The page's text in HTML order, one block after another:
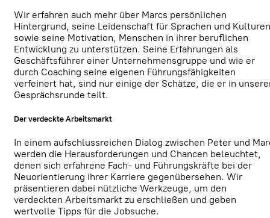
Wir erfahren auch mehr über Marcs persönlichen
Hintergrund, seine Leidenschaft für Sprachen und Kulturen
sowie seine Motivation, Menschen in ihrer beruflichen
Entwicklung zu unterstützen. Seine Erfahrungen als
Geschäftsführer einer Unternehmensgruppe und wie er
durch Coaching seine eigenen Führungsfähigkeiten
verfeinert hat, sind nur einige der Schätze, die er in
Gesprächsrunde teilt.
Der verdeckte Arbeitsmarkt
In einem aufschlussreichen Dialog zwischen Peter und
werden die Herausforderungen und Chancen beleuchtet,
denen sich erfahrene Fach- und Führungskräfte bei der
Neuorientierung ihrer Karriere gegenübersehen. Wir
präsentieren dabei nützliche Werkzeuge, um den
verdeckten Arbeitsmarkt zu erschließen und geben
wertvolle Tipps für die Jobsuche.